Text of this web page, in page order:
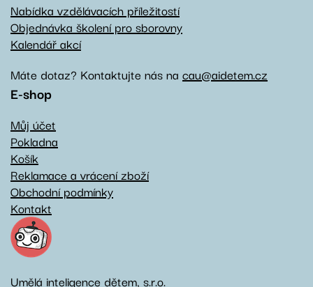
Nabídka vzdělávacích příležitostí
Objednávka školení pro sborovny
Kalendář akcí
Máte dotaz? Kontaktujte nás na cau@aidetem.cz
E-shop
Můj účet
Pokladna
Košík
Reklamace a vrácení zboží
Obchodní podmínky
Kontakt
Umělá inteligence dětem, s.r.o.